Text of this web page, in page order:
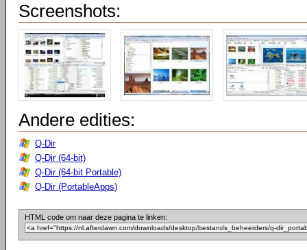
Screenshots:
Andere edities:
Q-Dir
Q-Dir (64-bit)
Q-Dir (64-bit Portable)
Q-Dir (PortableApps)
HTML code om naar deze pagina te linken: